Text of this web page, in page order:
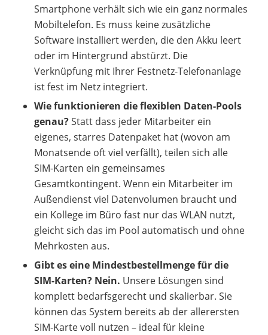
Smartphone verhält sich wie ein ganz normales
Mobiltelefon. Es muss keine zusätzliche
Software installiert werden, die den Akku leert
oder im Hintergrund abstürzt. Die
Verknüpfung mit Ihrer Festnetz-Telefonanlage
ist fest im Netz integriert.
Wie funktionieren die flexiblen Daten-Pools
genau?Statt dass jeder Mitarbeiter ein
eigenes, starres Datenpaket hat (wovon am
Monatsende oft viel verfällt), teilen sich alle
SIM-Karten ein gemeinsames
Gesamtkontingent. Wenn ein Mitarbeiter im
Außendienst viel Datenvolumen braucht und
ein Kollege im Büro fast nur das WLAN nutzt,
gleicht sich das im Pool automatisch und ohne
Mehrkosten aus.
Gibt es eine Mindestbestellmenge für die
SIM-Karten? Nein. Unsere Lösungen sind
komplett bedarfsgerecht und skalierbar. Sie
können das System bereits ab der allerersten
SIM-Karte voll nutzen – ideal für kleine